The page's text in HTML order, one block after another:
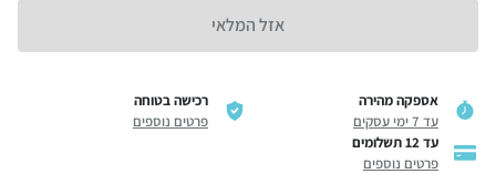
אזל המלאי
אספקה מהירה
עד 7 ימי עסקים
רכישה בטוחה
פרטים נוספים
עד 12 תשלומים
פרטים נוספים